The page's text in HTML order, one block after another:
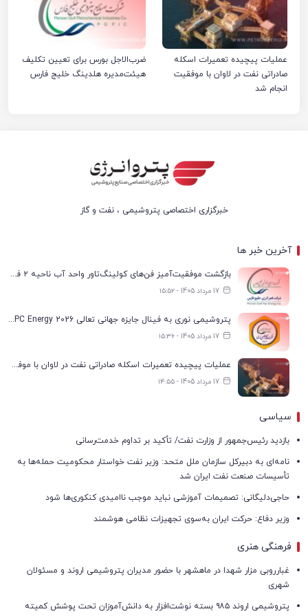
عملیات پیچیده تعمیرات اسکله
صادراتی نفت در لاوان با موفقیت
انجام شد
ضرب‌الاجل بورس برای تعیین تکلیف
هیئت‌مدیره هلدینگ خلیج فارس
خبرگزاری اختصاصی پتروشیمی ، نفت و گاز
آخرین خبر ها
بازگشت موفقیت‌آمیز فن‌های کولینگ‌تاور واحد آب ناحیه ۲ فجر انرژی به مدار تولید
17 مرداد 1405 - ۱۵:۵۲
پتروشیمی نوری به فینال جایزه جهانی تعالی WPC Energy 2026 رسید
17 مرداد 1405 - ۱۵:۳۶
عملیات پیچیده تعمیرات اسکله صادراتی نفت در لاوان با موفقیت انجام شد
17 مرداد 1405 - ۱۴:۵۵
سیاسی
بازدید رئیس‌جمهور از وزارت نفت/ تأکید بر تداوم خدمت‌رسانی
نامه‌ای به دبیرکل سازمان ملل متحد: وزیر نفت خواستار محکومیت حمله‌ها به
تأسیسات صنعت نفت ایران شد
حاجی‌دلیگانی: تصمیمات آموزشی نباید موجب ناامیدی کنکوری‌ها شود
وزیر دفاع: حرکت ایران به‌سوی تجهیزات نظامی هوشمند
فرهنگی هنری
غبارروبی مزار شهدا در ماهشهر با حضور مدیران پتروشیمی اروند و مسئولان
شهری
پتروشیمی اروند ۹۸۵ بسته نوشت‌افزار به دانش‌آموزان تحت پوشش کمیته